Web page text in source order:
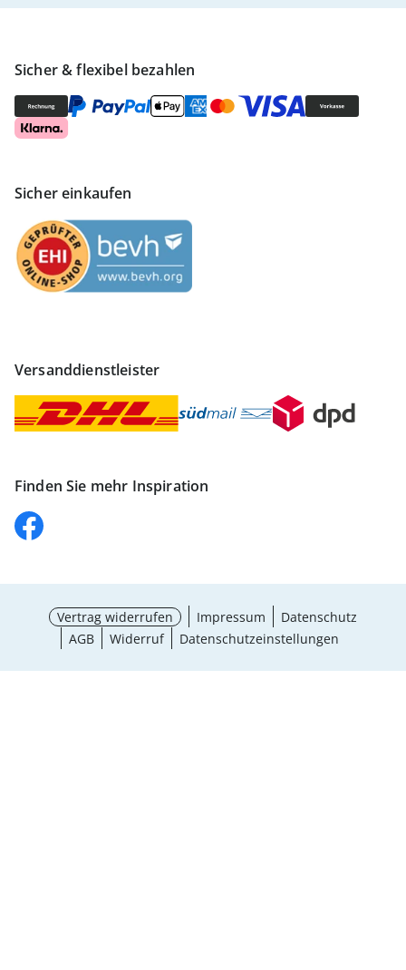
Sicher & flexibel bezahlen
Sicher einkaufen
Versanddienstleister
Finden Sie mehr Inspiration
Vertrag widerrufen Impressum
Datenschutz
AGB
Widerruf Datenschutzeinstellungen